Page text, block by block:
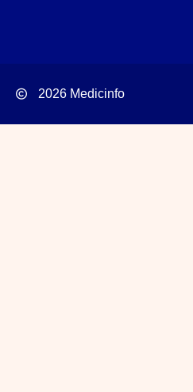
2026 Medicinfo